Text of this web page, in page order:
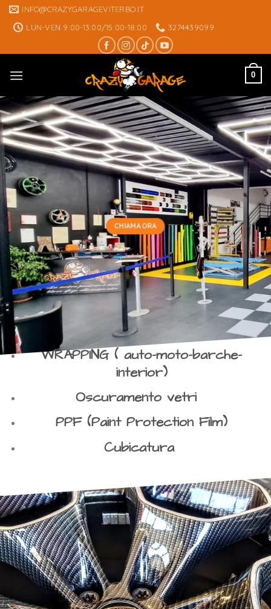
Skip INFO@CRAZYGARAGEVITERBO.IT
LUN-VEN 9:00-13:00/15:00-18:00
3274439099
0
CHIAMA ORA
WRAPPING ( auto-moto-barche-
interior)
Oscuramento vetri
PPF (Paint Protection Film)
Cubicatura